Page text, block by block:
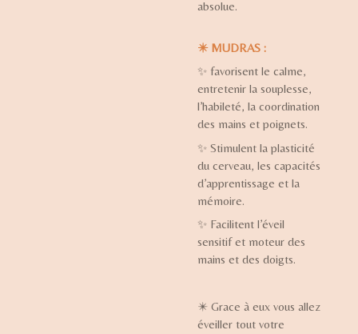
absolue.
✴️MUDRAS :
✨ favorisent le calme,
entretenir la souplesse,
l’habileté, la coordination
des mains et poignets.
✨ Stimulent la plasticité
du cerveau, les capacités
d’apprentissage et la
mémoire.
✨ Facilitent l’éveil
sensitif et moteur des
mains et des doigts.
✴️ Grace à eux vous allez
éveiller tout votre